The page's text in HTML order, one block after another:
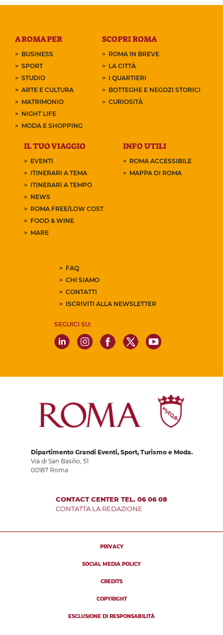
A ROMA PER
BUSINESS
SPORT
STUDIO
ARTE E CULTURA
MATRIMONIO
NIGHT LIFE
MODA E SHOPPING
SCOPRI ROMA
ROMA IN BREVE
LA CITTÀ
I QUARTIERI
BOTTEGHE E NEGOZI STORICI
CURIOSITÀ
IL TUO VIAGGIO
EVENTI
ITINERARI A TEMA
ITINERARI A TEMPO
NEWS
ROMA FREE/LOW COST
FOOD & WINE
MARE
INFO UTILI
ROMA ACCESSIBILE
MAPPA DI ROMA
FAQ
CHI SIAMO
CONTATTI
ISCRIVITI ALLA NEWSLETTER
SEGUICI SU:
Dipartimento Grandi Eventi, Sport, Turismo e Moda.
Via di San Basilio, 51
00187 Roma
CONTACT CENTER TEL. 06 06 08
CONTATTA LA REDAZIONE
PRIVACY
SOCIAL MEDIA POLICY
CREDITS
COPYRIGHT
ESCLUSIONE DI RESPONSABILITÀ